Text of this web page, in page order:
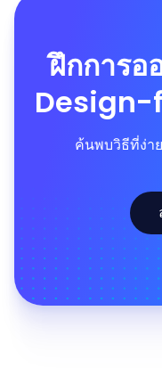
ฝึกการอ
Design-
ค้นพบวิธีที่ง่า